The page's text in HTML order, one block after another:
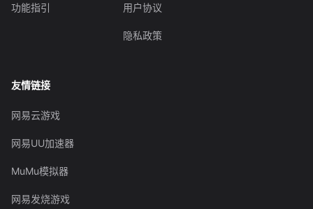
功能指引 用户协议
隐私政策
友情链接
网易云游戏
网易UU加速器
MuMu模拟器
网易发烧游戏